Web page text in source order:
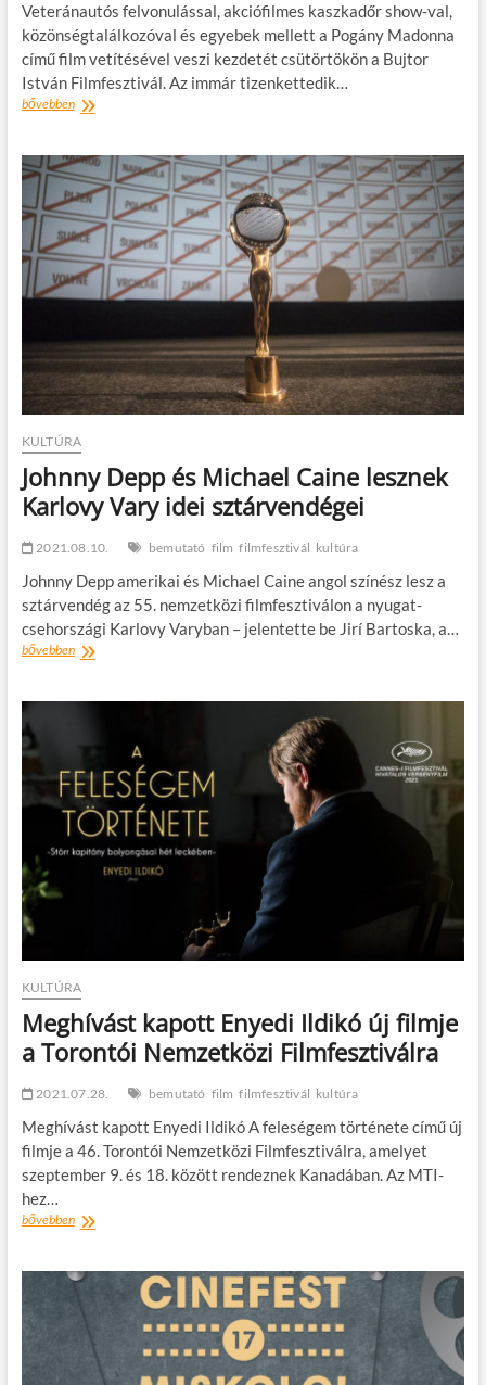
Veteránautós felvonulással, akciófilmes kaszkadőr show-val,
közönségtalálkozóval és egyebek mellett a Pogány Madonna
című film vetítésével veszi kezdetét csütörtökön a Bujtor
István Filmfesztivál. Az immár tizenkettedik…
bővebbenBujtor
2021
KULTÚRA
Johnny Depp és Michael Caine lesznek
Karlovy Vary idei sztárvendégei
2021.08.10. bemutató film filmfesztivál kultúra
Johnny Depp amerikai és Michael Caine angol színész lesz a
sztárvendég az 55. nemzetközi filmfesztiválon a nyugat-
csehországi Karlovy Varyban – jelentette be Jirí Bartoska, a…
bővebbenJohnny
lesznek
Karlovy
Vary
idei
sztárvendégei
KULTÚRA
Meghívást kapott Enyedi Ildikó új filmje
a Torontói Nemzetközi Filmfesztiválra
2021.07.28. bemutató film filmfesztivál kultúra
Meghívást kapott Enyedi Ildikó A feleségem története című új
filmje a 46. Torontói Nemzetközi Filmfesztiválra, amelyet
szeptember 9. és 18. között rendeznek Kanadában. Az MTI-
hez…
bővebbenMeghívást
Ildikó
filmje
Torontói
Nemzetközi